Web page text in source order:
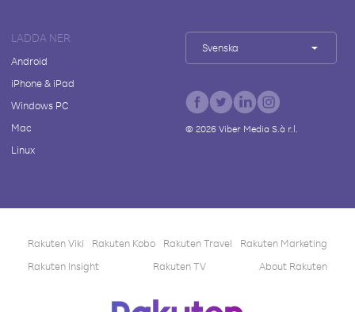
LADDA NER
Android
iPhone & iPad
Windows PC
Mac
Linux
Svenska
© 2026Viber Media S.à r.l.
Rakuten Viki Rakuten Kobo Rakuten Travel
Rakuten Marketing
Rakuten Insight
Rakuten TV About Rakuten